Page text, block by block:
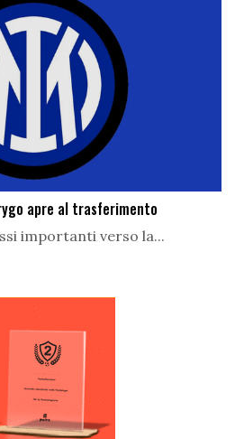
apre al trasferimento
importanti verso la...